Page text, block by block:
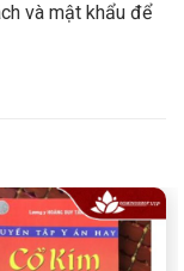
và mật khẩu để